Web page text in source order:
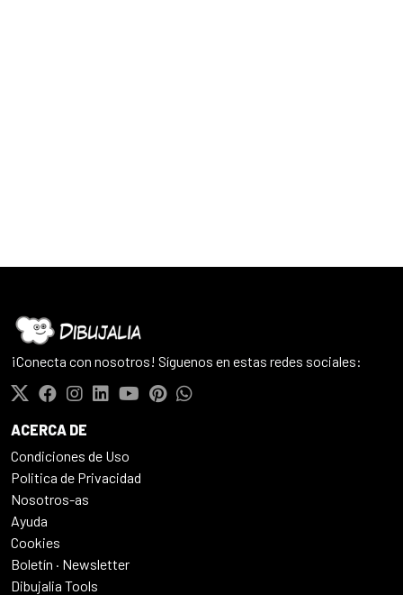
¡Conecta con nosotros! Síguenos en estas redes sociales:
ACERCA DE
Condiciones de Uso
Politica de Privacidad
Nosotros-as
Ayuda
Cookies
Boletín · Newsletter
Dibujalia Tools